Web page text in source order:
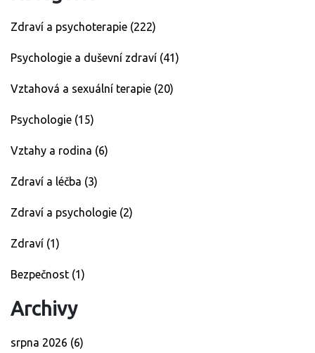
Zdraví a psychoterapie (222)
Psychologie a duševní zdraví (41)
Vztahová a sexuální terapie (20)
Psychologie (15)
Vztahy a rodina (6)
Zdraví a léčba (3)
Zdraví a psychologie (2)
Zdraví (1)
Bezpečnost (1)
Archivy
srpna 2026 (6)